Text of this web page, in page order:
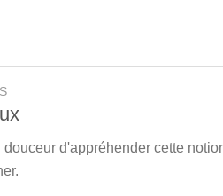
d'appréhender cette